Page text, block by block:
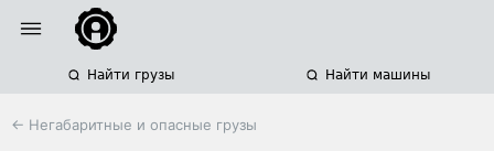
Найти грузы Найти машины
← Негабаритные и опасные грузы